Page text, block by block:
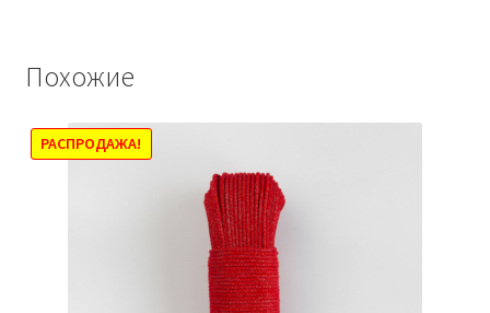
странице
товара.
Похожие
РАСПРОДАЖА!